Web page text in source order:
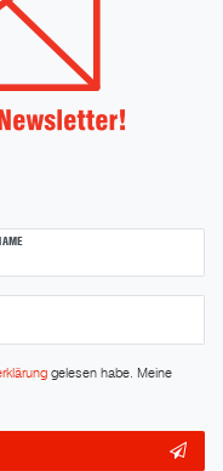
gelesen habe. Meine